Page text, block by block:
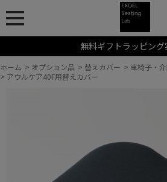
無料ギフトラッピング
ホーム > オプション品 > 替えカバー > 車椅子・
> アウルケア40F用替えカバー